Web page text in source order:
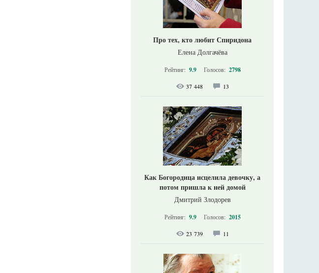
Про тех, кто любит Спиридона
Елена Долгачёва
Рейтинг: 9.9 Голосов: 2798
37 448 13
Как Богородица исцелила девочку, а
потом пришла к ней домой
Дмитрий Злодорев
Рейтинг: 9.9 Голосов: 2015
23 739 11